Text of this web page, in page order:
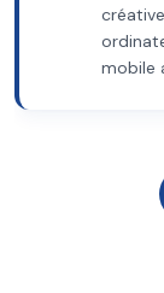
mobile